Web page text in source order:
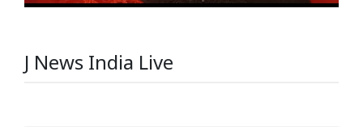
J News India Live